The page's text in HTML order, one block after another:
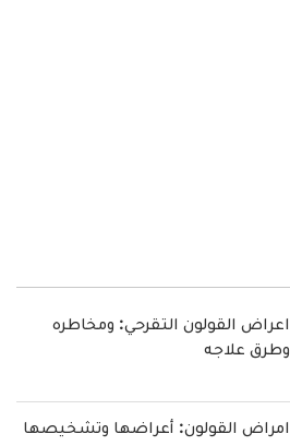
اعراض القولون التقرحي: ومخاطره
وطرق علاجه
امراض القولون: أعراضها وتشخيصها